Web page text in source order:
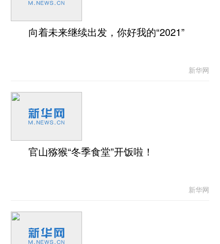
向着未来继续出发，你好我的“2021”
新华网
官山猕猴“冬季食堂”开饭啦！
新华网